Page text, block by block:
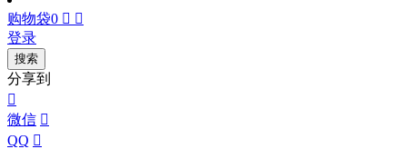
购物袋0  
登录
搜索
分享到

微信 
QQ 